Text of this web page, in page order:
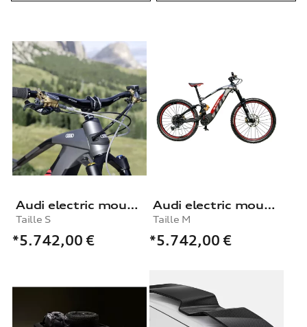
Audi electric mountain bike powered by Fantic
Taille S
*5.742,00 €
Audi electric mountain bike powered by Fantic
Taille M
*5.742,00 €